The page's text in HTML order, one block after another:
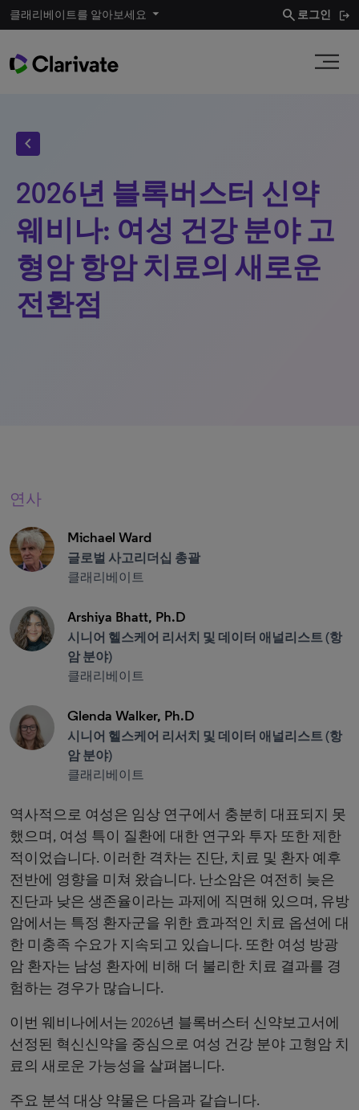
클래리베이트를 알아보세요 search 로그인
chevron_left
2026년 블록버스터 신약
웨비나: 여성 건강 분야 고
형암 항암 치료의 새로운
전환점
연사
Michael Ward
글로벌 사고리더십 총괄
클래리베이트
Arshiya Bhatt, Ph.D
시니어 헬스케어 리서치 및 데이터 애널리스트 (항
암 분야)
클래리베이트
Glenda Walker, Ph.D
시니어 헬스케어 리서치 및 데이터 애널리스트 (항
암 분야)
클래리베이트
역사적으로 여성은 임상 연구에서 충분히 대표되지 못
했으며, 여성 특이 질환에 대한 연구와 투자 또한 제한
적이었습니다. 이러한 격차는 진단, 치료 및 환자 예후
전반에 영향을 미쳐 왔습니다. 난소암은 여전히 늦은
진단과 낮은 생존율이라는 과제에 직면해 있으며, 유방
암에서는 특정 환자군을 위한 효과적인 치료 옵션에 대
한 미충족 수요가 지속되고 있습니다. 또한 여성 방광
암 환자는 남성 환자에 비해 더 불리한 치료 결과를 경
험하는 경우가 많습니다.
이번 웨비나에서는 2026년 블록버스터 신약보고서에
선정된 혁신신약을 중심으로 여성 건강 분야 고형암 치
료의 새로운 가능성을 살펴봅니다.
주요 분석 대상 약물은 다음과 같습니다.